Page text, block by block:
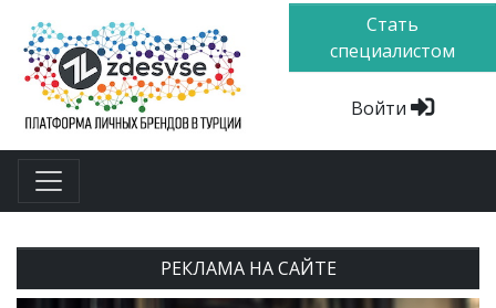
Стать
специалистом
Войти
РЕКЛАМА НА САЙТЕ